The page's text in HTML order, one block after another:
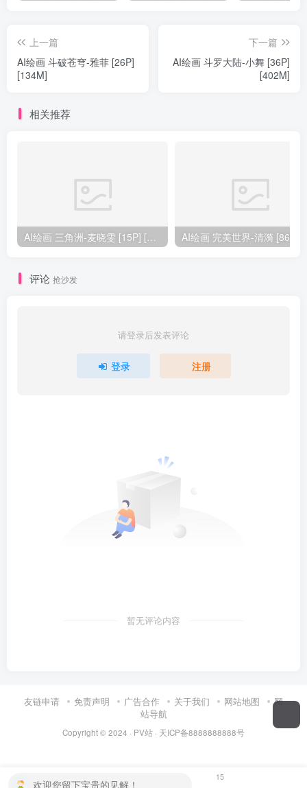
上一篇
AI绘画 斗破苍穹-雅菲 [26P]
[134M]
下一篇
AI绘画 斗罗大陆-小舞 [36P]
[402M]
相关推荐
AI绘画 三角洲-麦晓雯 [15P] [57M]
评论 抢沙发
请登录后发表评论
登录 注册
暂无评论内容
友链申请 免责声明 广告合作 关于我们 网站地图
网
站导航
Copyright © 2024 · PV站 · 天ICP备8888888888号
欢迎您留下宝贵的见解！
15